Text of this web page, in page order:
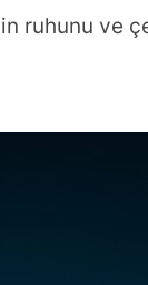
ruhunu ve